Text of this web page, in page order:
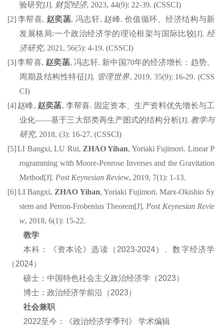
验研究[J]. 财贸经济, 2023, 44(9): 22-39. (CSSCI)
[2] 李帮喜, 赵奕菡, 冯志轩, 赵峰. 价值循环、经济结构与新
发展格局:一个政治经济学的理论框架与国际比较[J]. 经
济研究, 2021, 56(5): 4-19. (CSSCI)
[3]李帮喜, 赵奕菡, 冯志轩. 新中国 70年的经济增长：趋势、
周期及结构性特征[J]. 管理世界, 2019, 35(9): 16-29. (CSS
CI)
[4] 赵峰, 赵奕菡, 李帮喜. 固定资本、生产资料优先增长与工
业化——基于三大部类再生产图式的结构分析[J]. 教学与
研究, 2018, (3): 16-27. (CSSCI)
[5] LI Bangxi, LU Rui, ZHAO Yihan, Yoriaki Fujimori. Linear P
rogramming with Moore-Penrose Inverses and the Gravitation
Method[J]. Post Keynesian Review, 2019, 7(1): 1-13.
[6] LIBangxi, ZHAO Yihan,Yoriaki Fujimori. Marx-Okishio Sy
stem and Perron-Frobenius Theorem[J]. Post Keynesian Revie
w, 2018, 6(1): 15-22.
教学
本科：《资本论》选读（2023-2024）、数字经济学
（2024）
硕士：中国特色社会主义政治经济学（2023）
博士：政治经济学前沿（2023）
社会兼职
2022至今 ：《政治经济学季刊》 学术编辑